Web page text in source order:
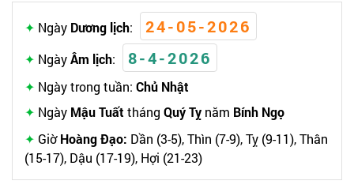
Ngày Dương lịch: 24-05-2026
NgàyÂm lịch: 8-4-2026
Ngày trong tuần: Chủ Nhật
Ngày Mậu Tuất tháng Quý Tỵ năm Bính Ngọ
GiờHoàng Đạo: Dần (3-5), Thìn (7-9), Tỵ (9-11), Thân
(15-17), Dậu (17-19), Hợi (21-23)